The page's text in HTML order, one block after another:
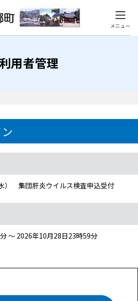
メニュー
利用者管理
） 集団肝炎ウイルス検査申込受付
～ 2026年10月28日23時59分